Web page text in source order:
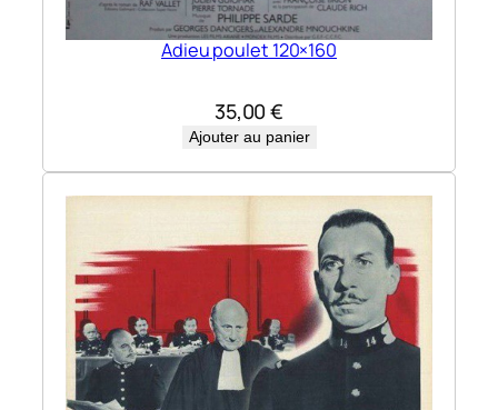
Adieu poulet 120×160
35,00€
Ajouter au panier